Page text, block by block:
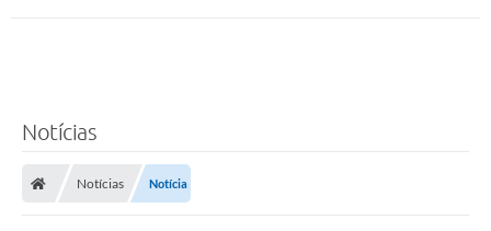
Notícias
Notícias Notícia